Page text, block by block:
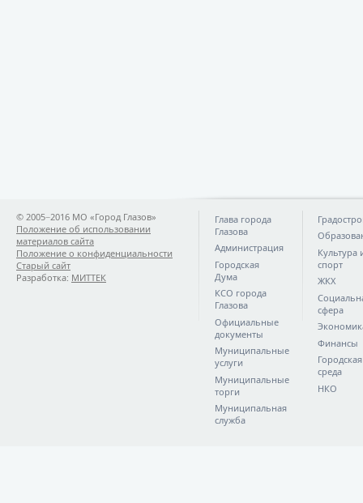
© 2005−2016 МО «Город Глазов»
Положение об использовании
материалов сайта
Положение о конфиденциальности
Старый сайт
Разработка: МИТТЕК
Глава города
Глазова
Администрация
Городская
Дума
КСО города
Глазова
Официальные
документы
Муниципальные
услуги
Муниципальные
торги
Муниципальная
служба
Культура
спорт
ЖКХ
сфера
Финансы
Городская
среда
НКО